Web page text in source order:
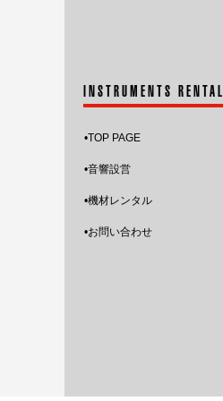
INSTRUMENTS RENTAL
•TOP PAGE
•音響設営
•機材レンタル
•お問い合わせ